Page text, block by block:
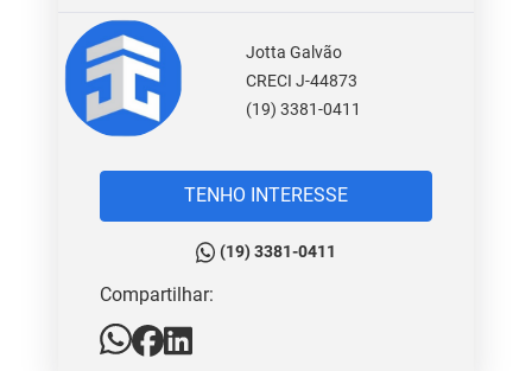
Jotta Galvão
CRECI J-44873
(19) 3381-0411
TENHO INTERESSE
(19) 3381-0411
Compartilhar: